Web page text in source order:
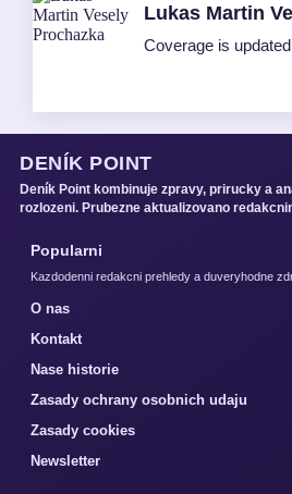
Lukas Martin
Coverage is
DENÍK POINT
Deník Point kombinuje zpravy, prirucky a
rozlozeni. Prubezne aktualizovano
Popularni
Kazdodenni redakcni prehledy a duveryhodne
O nas
Kontakt
Nase historie
Zasady ochrany osobnich udaju
Zasady cookies
Newsletter